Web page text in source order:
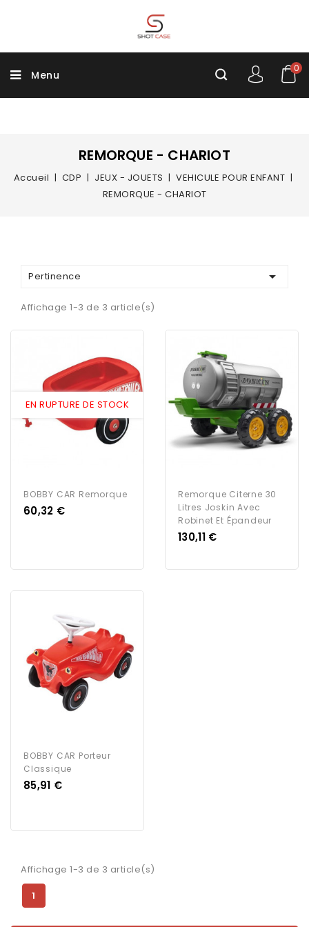
Menu
0
REMORQUE - CHARIOT
Accueil CDP JEUX - JOUETS
VEHICULE POUR ENFANT
REMORQUE - CHARIOT
Pertinence 
Affichage 1-3 de 3 article(s)
EN RUPTURE DE STOCK
BOBBY CAR Remorque
Prix
60,32 €
Remorque Citerne 30
Litres Joskin Avec
Robinet Et Épandeur
Prix
130,11 €
BOBBY CAR Porteur
Classique
Prix
85,91 €
Affichage 1-3 de 3 article(s)
1